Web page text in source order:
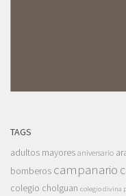
TAGS
adultos mayores aniversario
bomberos campanario
colegio cholguan colegio divina